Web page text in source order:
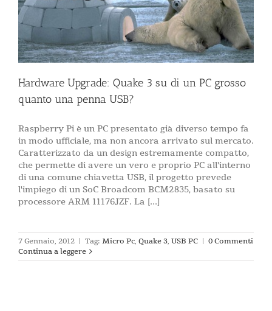
Hardware Upgrade: Quake 3 su di un PC grosso
quanto una penna USB?
Raspberry Pi è un PC presentato già diverso tempo fa
in modo ufficiale, ma non ancora arrivato sul mercato.
Caratterizzato da un design estremamente compatto,
che permette di avere un vero e proprio PC all'interno
di una comune chiavetta USB, il progetto prevede
l'impiego di un SoC Broadcom BCM2835, basato su
processore ARM 11176JZF. La [...]
7 Gennaio, 2012 | Tag: Micro Pc, Quake 3, USB PC | 0 Commenti
Continua a leggere